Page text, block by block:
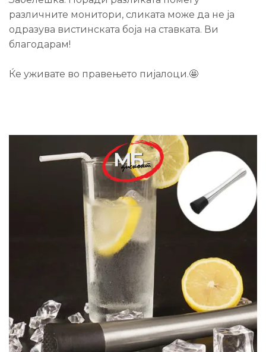
различните монитори, сликата може да не ја
одразува вистинската боја на ставката. Ви
благодарам!
Ќе уживате во правењето пијалоци.🤩